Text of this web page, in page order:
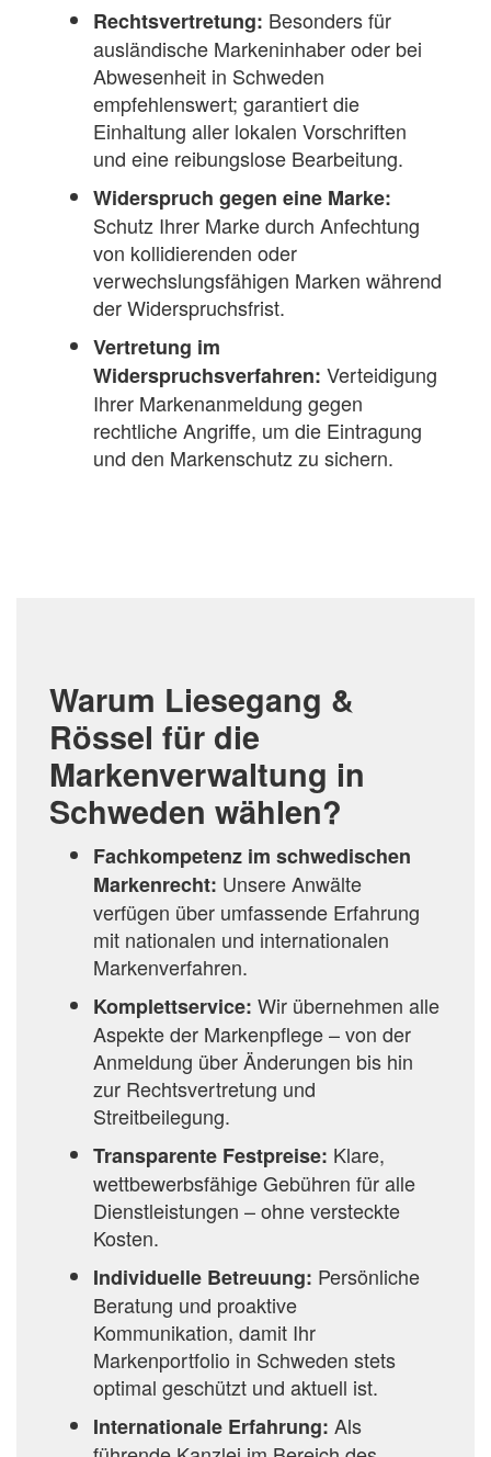
Rechtsvertretung: Besonders für
ausländische Markeninhaber oder bei
Abwesenheit in Schweden
empfehlenswert; garantiert die
Einhaltung aller lokalen Vorschriften
und eine reibungslose Bearbeitung.
Widerspruch gegen eine Marke:
Schutz Ihrer Marke durch Anfechtung
von kollidierenden oder
verwechslungsfähigen Marken während
der Widerspruchsfrist.
Vertretung im
Widerspruchsverfahren: Verteidigung
Ihrer Markenanmeldung gegen
rechtliche Angriffe, um die Eintragung
und den Markenschutz zu sichern.
Warum Liesegang &
Rössel für die
Markenverwaltung in
Schweden wählen?
Fachkompetenz im schwedischen
Markenrecht: Unsere Anwälte
verfügen über umfassende Erfahrung
mit nationalen und internationalen
Markenverfahren.
Komplettservice: Wir übernehmen alle
Aspekte der Markenpflege – von der
Anmeldung über Änderungen bis hin
zur Rechtsvertretung und
Streitbeilegung.
Transparente Festpreise: Klare,
wettbewerbsfähige Gebühren für alle
Dienstleistungen – ohne versteckte
Kosten.
Individuelle Betreuung: Persönliche
Beratung und proaktive
Kommunikation, damit Ihr
Markenportfolio in Schweden stets
optimal geschützt und aktuell ist.
Internationale Erfahrung: Als